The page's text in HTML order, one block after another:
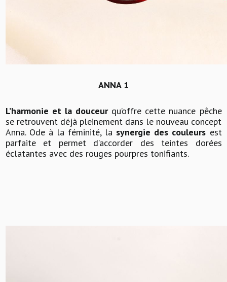
ANNA 1
L’harmonie et la douceur qu’offre cette nuance pêche
se retrouvent déjà pleinement dans le nouveau concept
Anna. Ode à la féminité, la synergie des couleurs est
parfaite et permet d’accorder des teintes dorées
éclatantes avec des rouges pourpres tonifiants.